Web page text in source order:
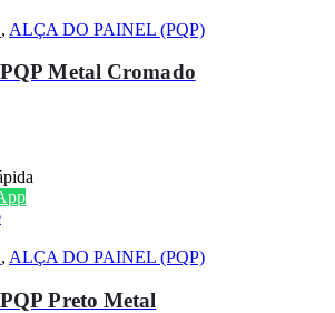
, ALÇA DO PAINEL (PQP)
Metal Cromado
, ALÇA DO PAINEL (PQP)
Preto Metal